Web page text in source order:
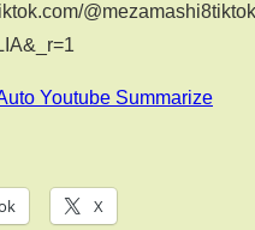
Youtube Summarize
X